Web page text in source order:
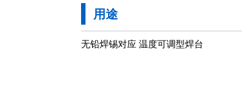
用途
无铅焊锡对应 温度可调型焊台